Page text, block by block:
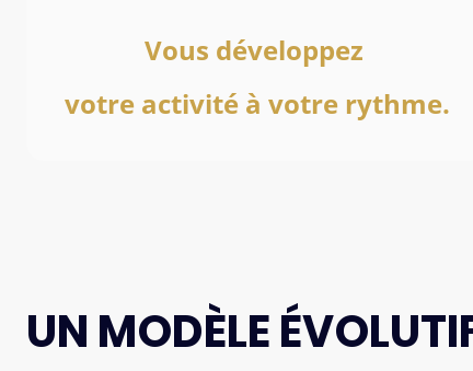
Vous développez
votre activité à votre rythme.
UN MODÈLE